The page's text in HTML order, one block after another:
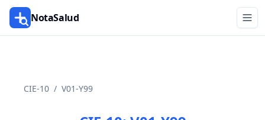
NotaSalud
CIE-10 / V01-Y99